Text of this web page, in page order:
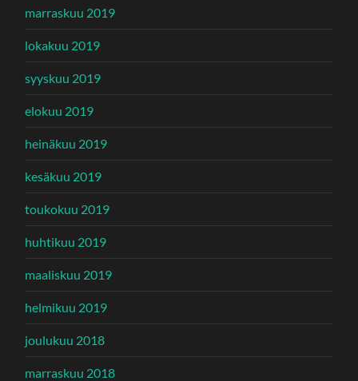
marraskuu 2019
lokakuu 2019
syyskuu 2019
elokuu 2019
heinäkuu 2019
kesäkuu 2019
toukokuu 2019
huhtikuu 2019
maaliskuu 2019
helmikuu 2019
joulukuu 2018
marraskuu 2018